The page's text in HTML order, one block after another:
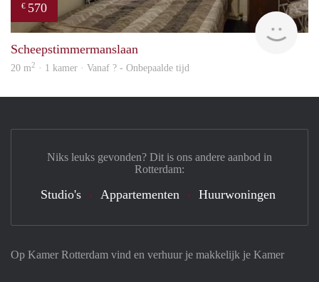
€ 570
Scheepstimmermanslaan
20 m2 · 1 kamer · Vanaf ? - Onbepaalde tijd
Op Kamer Rotterdam vind en verhuur je makkelijk je Kamer
Niks leuks gevonden? Dit is ons andere aanbod in
Rotterdam:
Studio's Appartementen Huurwoningen